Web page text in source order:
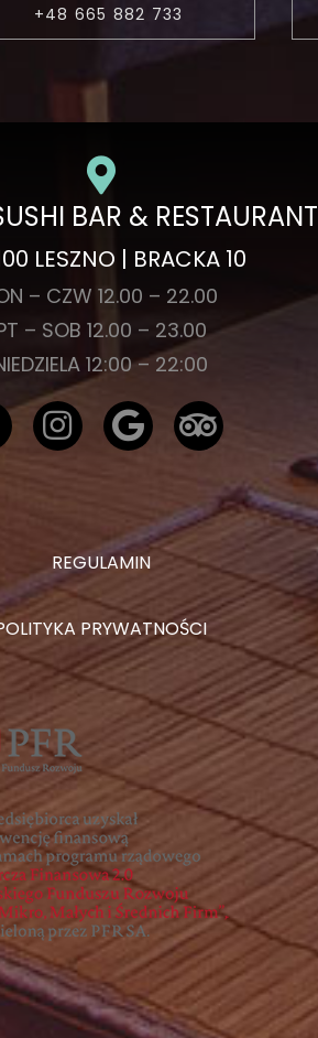
+48 665 882 733
BAR & RESTAURANT
LESZNO | BRACKA 10
– CZW 12.00 – 22.00
– SOB 12.00 – 23.00
12:00 – 22:00
REGULAMIN
PRYWATNOŚCI